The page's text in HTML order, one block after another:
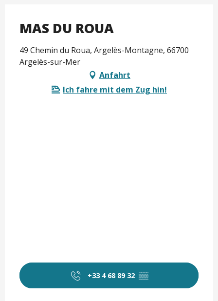
MAS DU ROUA
49 Chemin du Roua, Argelès-Montagne, 66700
Argelès-sur-Mer
Anfahrt
Ich fahre mit dem Zug hin!
+33 4 68 89 32 ▒▒